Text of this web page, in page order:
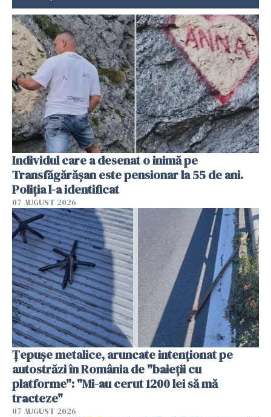
Individul care a desenat o inimă pe
Transfăgărășan este pensionar la 55 de ani.
Poliția l-a identificat
07 AUGUST 2026
Țepușe metalice, aruncate intenționat pe
autostrăzi în România de "baieții cu
platforme": "Mi-au cerut 1200 lei să mă
tracteze"
07 AUGUST 2026